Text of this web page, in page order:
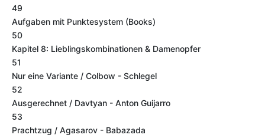
49
Aufgaben mit Punktesystem (Books)
50
Kapitel 8: Lieblingskombinationen & Damenopfer
51
Nur eine Variante / Colbow - Schlegel
52
Ausgerechnet / Davtyan - Anton Guijarro
53
Prachtzug / Agasarov - Babazada